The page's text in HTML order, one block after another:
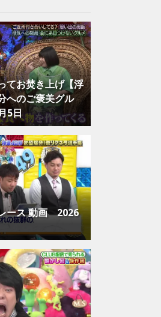
てお焚き上げ【浮
へのご褒美グル
5日
ース 動画 2026